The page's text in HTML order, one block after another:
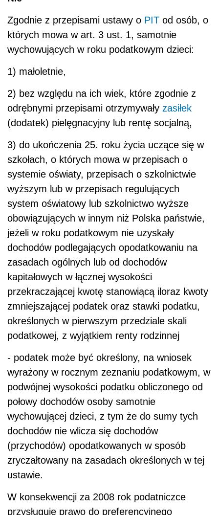
Zgodnie z przepisami ustawy o PIT od osób, o
których mowa w art. 3 ust. 1, samotnie
wychowujących w roku podatkowym dzieci:
1) małoletnie,
2) bez względu na ich wiek, które zgodnie z
odrębnymi przepisami otrzymywały zasiłek
(dodatek) pielęgnacyjny lub rentę socjalną,
3) do ukończenia 25. roku życia uczące się w
szkołach, o których mowa w przepisach o
systemie oświaty, przepisach o szkolnictwie
wyższym lub w przepisach regulujących
system oświatowy lub szkolnictwo wyższe
obowiązujących w innym niż Polska państwie,
jeżeli w roku podatkowym nie uzyskały
dochodów podlegających opodatkowaniu na
zasadach ogólnych lub od dochodów
kapitałowych w łącznej wysokości
przekraczającej kwotę stanowiącą iloraz kwoty
zmniejszającej podatek oraz stawki podatku,
określonych w pierwszym przedziale skali
podatkowej, z wyjątkiem renty rodzinnej
- podatek może być określony, na wniosek
wyrażony w rocznym zeznaniu podatkowym, w
podwójnej wysokości podatku obliczonego od
połowy dochodów osoby samotnie
wychowującej dzieci, z tym że do sumy tych
dochodów nie wlicza się dochodów
(przychodów) opodatkowanych w sposób
zryczałtowany na zasadach określonych w tej
ustawie.
W konsekwencji za 2008 rok podatniczce
przysługuje prawo do preferencyjnego